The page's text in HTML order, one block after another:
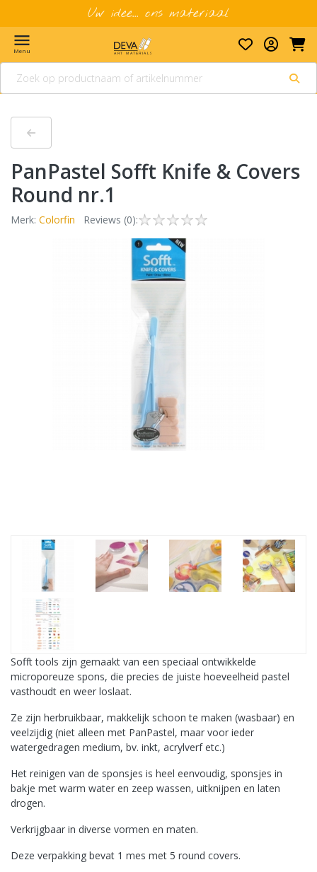
Uw idee... ons materiaal
menu
Menu
PanPastel Sofft Knife & Covers
Round nr.1
Merk: Colorfin Reviews (0):
Sofft tools zijn gemaakt van een speciaal ontwikkelde
microporeuze spons, die precies de juiste hoeveelheid pastel
vasthoudt en weer loslaat.
Ze zijn herbruikbaar, makkelijk schoon te maken (wasbaar) en
veelzijdig (niet alleen met PanPastel, maar voor ieder
watergedragen medium, bv. inkt, acrylverf etc.)
Het reinigen van de sponsjes is heel eenvoudig, sponsjes in
bakje met warm water en zeep wassen, uitknijpen en laten
drogen.
Verkrijgbaar in diverse vormen en maten.
Deze verpakking bevat 1 mes met 5 round covers.